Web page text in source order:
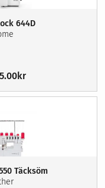
644D
kr
Täcksöm